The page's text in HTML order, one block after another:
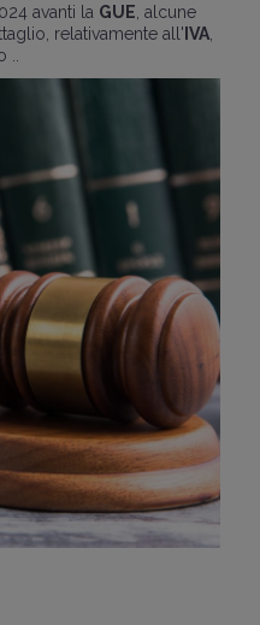
avanti la GUE , alcune
relativamente all' IVA